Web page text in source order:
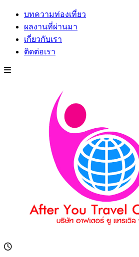
บทความท่องเที่ยว
ผลงานที่ผ่านมา
เกี่ยวกับเรา
ติดต่อเรา